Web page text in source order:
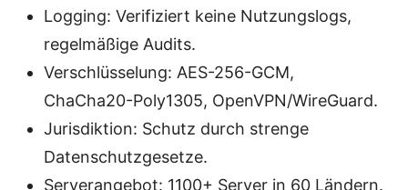
Logging: Verifiziert keine Nutzungslogs,
regelmäßige Audits.
Verschlüsselung: AES-256-GCM,
ChaCha20-Poly1305, OpenVPN/WireGuard.
Jurisdiktion: Schutz durch strenge
Datenschutzgesetze.
Serverangebot: 1100+ Server in 60 Ländern.